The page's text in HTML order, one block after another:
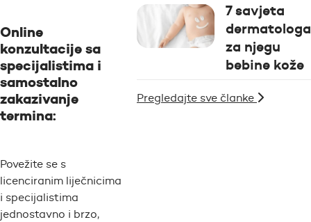
Online
konzultacije sa
specijalistima i
samostalno
zakazivanje
termina:
Povežite se s
licenciranim liječnicima
i specijalistima
jednostavno i brzo,
7 savjeta
dermatologa
za njegu
bebine kože
Pregledajte sve članke